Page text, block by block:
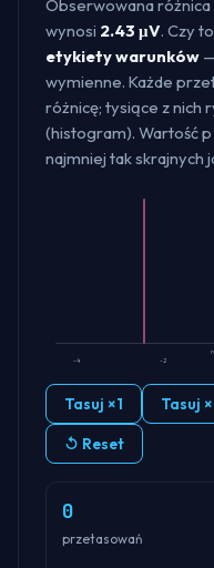
Obserwowana różnica
wynosi 2.43 μV. Czy
etykiety warunków
wymienne. Każde
różnicę; tysiące z nich
(histogram). Wartość
najmniej tak skrajnych
-4 -2
Tasuj ×1 Tasuj
↺ Reset
0
przetasowań